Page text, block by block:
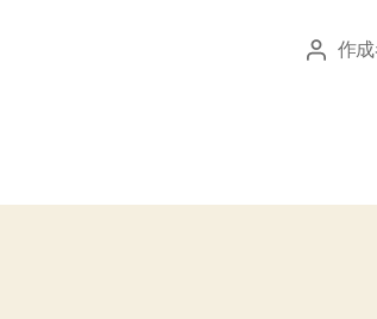
投 作